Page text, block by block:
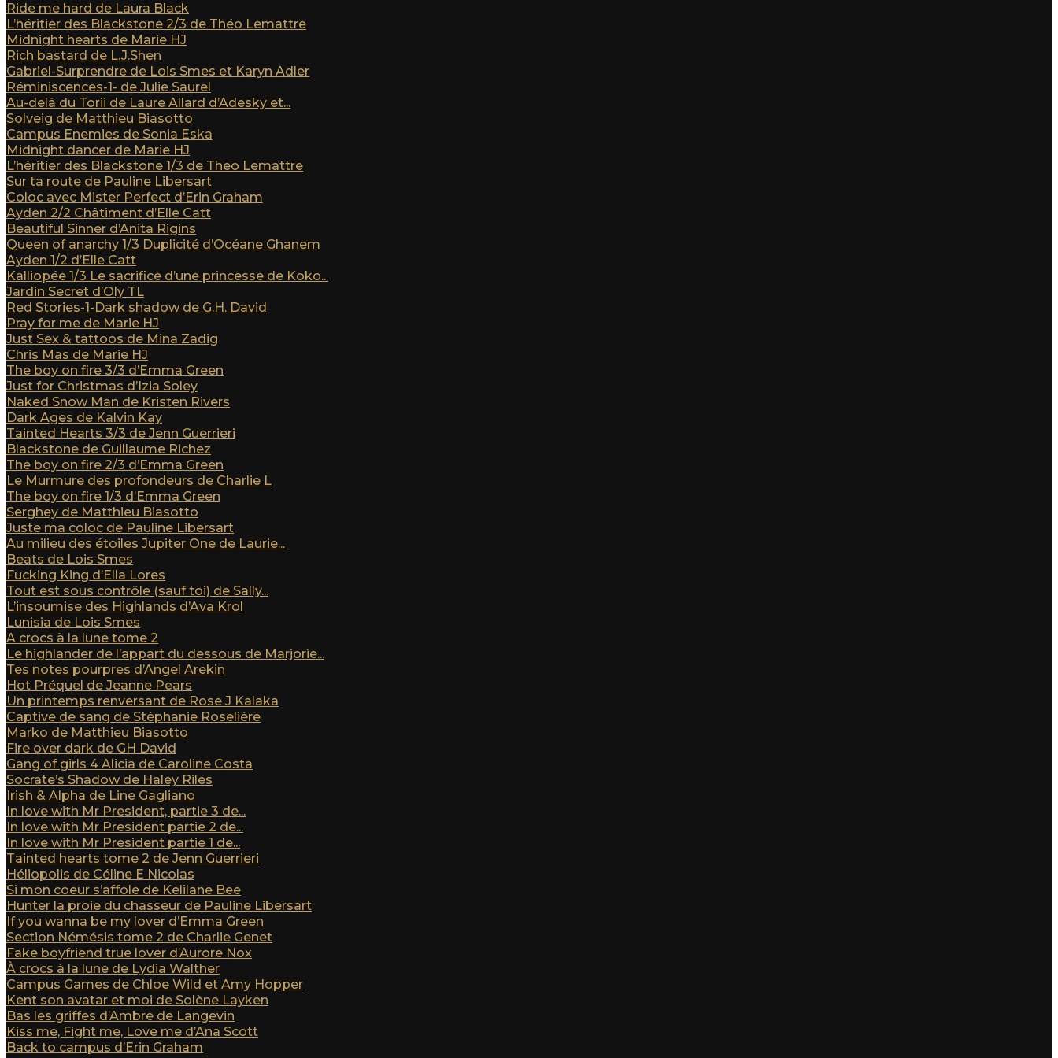
Ride me hard de Laura Black
L’héritier des Blackstone 2/3 de Théo Lemattre
Midnight hearts de Marie HJ
Rich bastard de L.J.Shen
Gabriel-Surprendre de Lois Smes et Karyn Adler
Réminiscences-1- de Julie Saurel
Au-delà du Torii de Laure Allard d’Adesky et...
Solveig de Matthieu Biasotto
Campus Enemies de Sonia Eska
Midnight dancer de Marie HJ
L’héritier des Blackstone 1/3 de Theo Lemattre
Sur ta route de Pauline Libersart
Coloc avec Mister Perfect d’Erin Graham
Ayden 2/2 Châtiment d’Elle Catt
Beautiful Sinner d’Anita Rigins
Queen of anarchy 1/3 Duplicité d’Océane Ghanem
Ayden 1/2 d’Elle Catt
Kalliopée 1/3 Le sacrifice d’une princesse de Koko...
Jardin Secret d’Oly TL
Red Stories-1-Dark shadow de G.H. David
Pray for me de Marie HJ
Just Sex & tattoos de Mina Zadig
Chris Mas de Marie HJ
The boy on fire 3/3 d’Emma Green
Just for Christmas d’Izia Soley
Naked Snow Man de Kristen Rivers
Dark Ages de Kalvin Kay
Tainted Hearts 3/3 de Jenn Guerrieri
Blackstone de Guillaume Richez
The boy on fire 2/3 d’Emma Green
Le Murmure des profondeurs de Charlie L
The boy on fire 1/3 d’Emma Green
Serghey de Matthieu Biasotto
Juste ma coloc de Pauline Libersart
Au milieu des étoiles Jupiter One de Laurie...
Beats de Lois Smes
Fucking King d’Ella Lores
Tout est sous contrôle (sauf toi) de Sally...
L’insoumise des Highlands d’Ava Krol
Lunisia de Lois Smes
A crocs à la lune tome 2
Le highlander de l’appart du dessous de Marjorie...
Tes notes pourpres d’Angel Arekin
Hot Préquel de Jeanne Pears
Un printemps renversant de Rose J Kalaka
Captive de sang de Stéphanie Roselière
Marko de Matthieu Biasotto
Fire over dark de GH David
Gang of girls 4 Alicia de Caroline Costa
Socrate’s Shadow de Haley Riles
Irish & Alpha de Line Gagliano
In love with Mr President, partie 3 de...
In love with Mr President partie 2 de...
In love with Mr President partie 1 de...
Tainted hearts tome 2 de Jenn Guerrieri
Héliopolis de Céline E Nicolas
Si mon coeur s’affole de Kelilane Bee
Hunter la proie du chasseur de Pauline Libersart
If you wanna be my lover d’Emma Green
Section Némésis tome 2 de Charlie Genet
Fake boyfriend true lover d’Aurore Nox
À crocs à la lune de Lydia Walther
Campus Games de Chloe Wild et Amy Hopper
Kent son avatar et moi de Solène Layken
Bas les griffes d’Ambre de Langevin
Kiss me, Fight me, Love me d’Ana Scott
Back to campus d’Erin Graham